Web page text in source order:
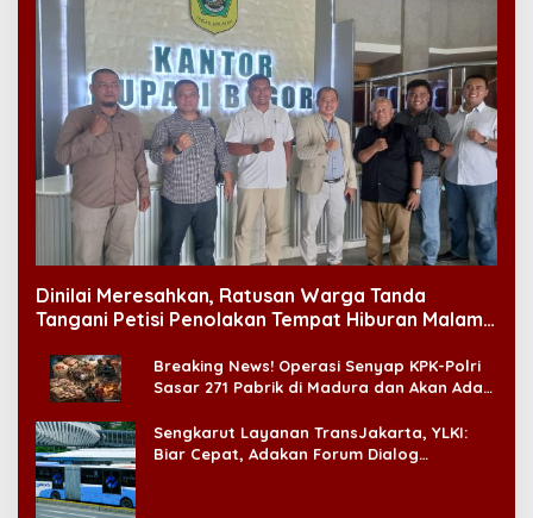
Dinilai Meresahkan, Ratusan Warga Tanda
Tangani Petisi Penolakan Tempat Hiburan Malam
Breaking News! Operasi Senyap KPK-Polri
Sasar 271 Pabrik di Madura dan Akan Ada
Sengkarut Layanan TransJakarta, YLKI:
Biar Cepat, Adakan Forum Dialog